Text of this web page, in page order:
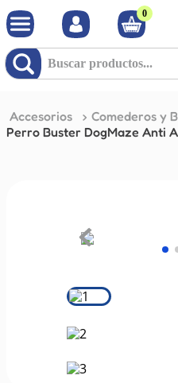
0
Buscar productos...
Accesorios Comederos y
Perro Buster DogMaze Anti